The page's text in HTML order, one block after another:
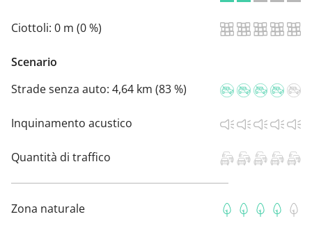
Ciottoli: 0 m (0 %)
Scenario
Strade senza auto: 4,64 km (83 %)
Inquinamento acustico
Quantità di traffico
Zona naturale